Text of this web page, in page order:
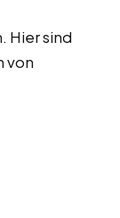
Hier sind
von